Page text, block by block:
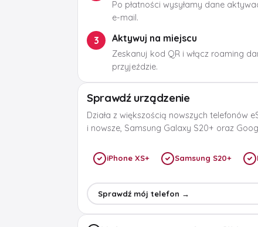
Po płatności wysyłamy dane
e-mail.
3 Aktywuj na miejscu
Zeskanuj kod QR i włącz roaming
przyjeździe.
Sprawdź urządzenie
Działa z większością nowszych telefonów
i nowsze, Samsung Galaxy S20+ oraz
iPhone XS+ Samsung S20+
Sprawdź mój telefon →